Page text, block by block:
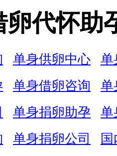
代怀助
单身供卵中心
单
单身借卵咨询
单
单身捐卵助孕
单
单身捐卵公司